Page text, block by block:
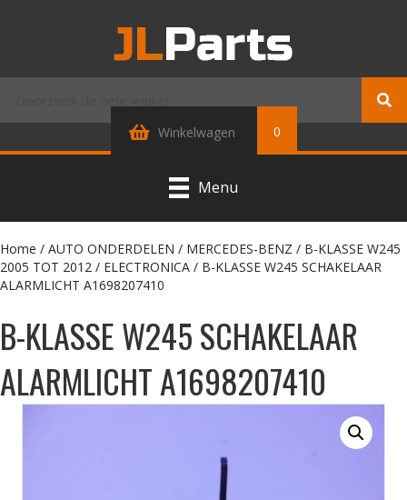
Winkelwagen 0
Menu
Home / AUTO ONDERDELEN / MERCEDES-BENZ / B-KLASSE W245
2005 TOT 2012 / ELECTRONICA / B-KLASSE W245 SCHAKELAAR
ALARMLICHT A1698207410
B-KLASSE W245 SCHAKELAAR
ALARMLICHT A1698207410